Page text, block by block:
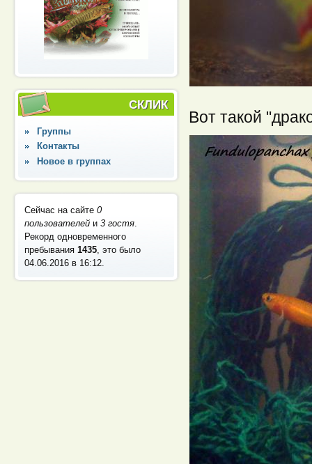
СКЛИК
Группы
Контакты
Новое в группах
Сейчас на сайте0
пользователей и3 гостя
Рекорд одновременного
пребывания1435 , это было
04.06.2016 в 16:12
Вот такой